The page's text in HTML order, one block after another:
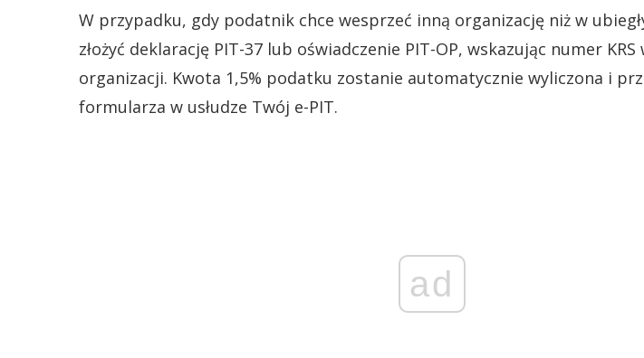
W przypadku, gdy podatnik chce wesprzeć inną organizację niż w
złożyć deklarację PIT-37 lub oświadczenie PIT-OP, wskazując numer
organizacji. Kwota 1,5% podatku zostanie automatycznie wyliczona i
formularza w usłudze Twój e-PIT.
ad